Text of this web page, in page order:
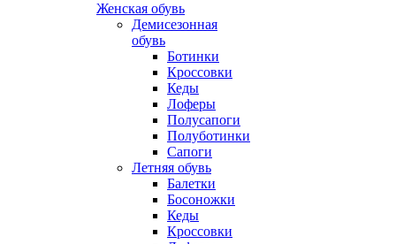
Женская обувь
Демисезонная
обувь
Ботинки
Кроссовки
Кеды
Лоферы
Полусапоги
Полуботинки
Сапоги
Летняя обувь
Балетки
Босоножки
Кеды
Кроссовки